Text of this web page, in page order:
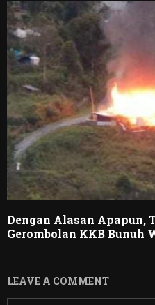
Dengan Alasan Apapun,
Gerombolan KKB Bunuh
LEAVE A COMMENT